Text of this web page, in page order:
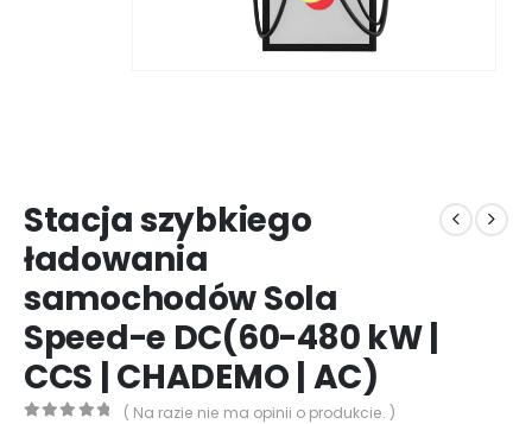
Stacja szybkiego
ładowania
samochodów Sola
Speed-e DC(60-480 kW |
CCS | CHADEMO | AC)
( Na razie nie ma opinii o produkcie. )